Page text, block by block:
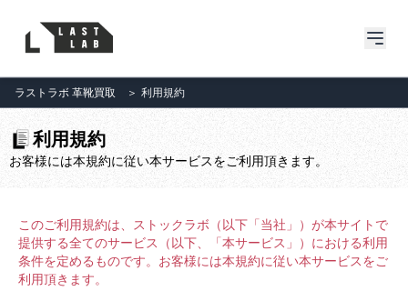
ラストラボ 革靴買取 ＞ 利用規約
利用規約
お客様には本規約に従い本サービスをご利用頂きます。
このご利用規約は、ストックラボ（以下「当社」）が本サイトで
提供する全てのサービス（以下、「本サービス」）における利用
条件を定めるものです。お客様には本規約に従い本サービスをご
利用頂きます。